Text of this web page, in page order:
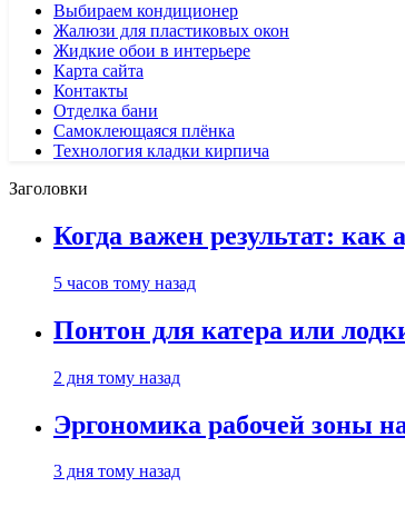
Выбираем кондиционер
Жалюзи для пластиковых окон
Жидкие обои в интерьере
Карта сайта
Контакты
Отделка бани
Самоклеющаяся плёнка
Технология кладки кирпича
Заголовки
Когда важен результат:
5 часов тому назад
Понтон для катера или
2 дня тому назад
Эргономика рабочей зоны
3 дня тому назад